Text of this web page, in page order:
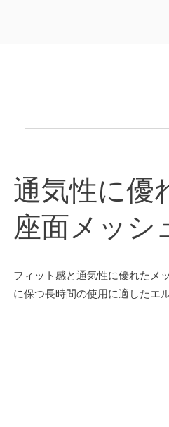
通気性に優
座面メッシ
フィット感と通気性に優れたメ
に保つ長時間の使用に適したエ